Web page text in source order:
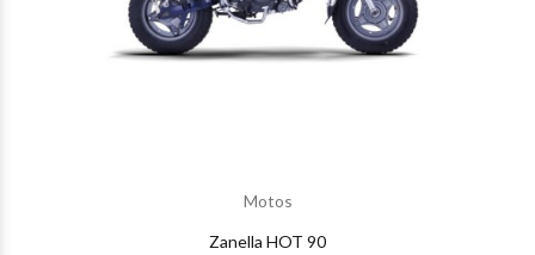
Motos
Zanella HOT 90